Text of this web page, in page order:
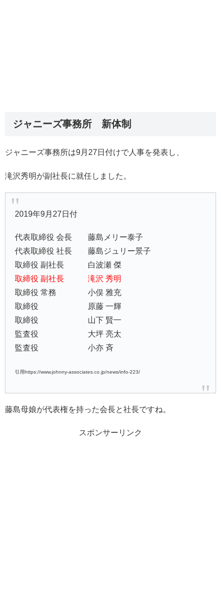
ジャニーズ事務所 新体制
ジャニーズ事務所は9月27日付けで人事を発表し、
滝沢秀明が副社長に就任しました。
2019年9月27日付
代表取締役 会長 藤島メリー泰子
代表取締役 社長 藤島ジュリー景子
取締役 副社長 白波瀬 傑
取締役 副社長 滝沢 秀明
取締役 常務 小俣 雅充
取締役 原藤 一輝
取締役 山下 賢一
監査役 大坪 亮太
監査役 小亦 斉
引用https://www.johnny-associates.co.jp/news/info-223/
藤島母娘が代表権を持った会長と社長ですね。
スポンサーリンク